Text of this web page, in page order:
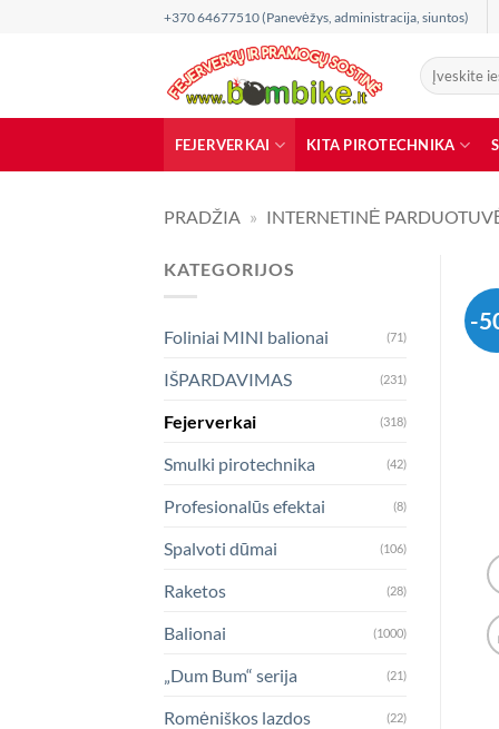
+370 64677510 (Panevėžys, administracija, siuntos)
Ieškoti:
FEJERVERKAI KITA PIROTECHNIKA
PRADŽIA » INTERNETINĖ
KATEGORIJOS
Foliniai MINI balionai (71)
IŠPARDAVIMAS (231)
Fejerverkai (318)
Smulki pirotechnika (42)
Profesionalūs efektai (8)
Spalvoti dūmai (106)
Raketos (28)
Balionai (1000)
„Dum Bum“ serija (21)
Romėniškos lazdos (22)
-